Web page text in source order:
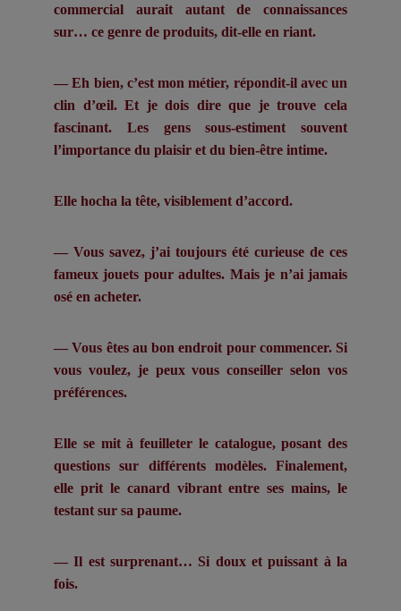
commercial aurait autant de connaissances
sur… ce genre de produits, dit-elle en riant.
— Eh bien, c’est mon métier, répondit-il avec un
clin d’œil. Et je dois dire que je trouve cela
fascinant. Les gens sous-estiment souvent
l’importance du plaisir et du bien-être intime.
Elle hocha la tête, visiblement d’accord.
— Vous savez, j’ai toujours été curieuse de ces
fameux jouets pour adultes. Mais je n’ai jamais
osé en acheter.
— Vous êtes au bon endroit pour commencer. Si
vous voulez, je peux vous conseiller selon vos
préférences.
Elle se mit à feuilleter le catalogue, posant des
questions sur différents modèles. Finalement,
elle prit le canard vibrant entre ses mains, le
testant sur sa paume.
— Il est surprenant… Si doux et puissant à la
fois.